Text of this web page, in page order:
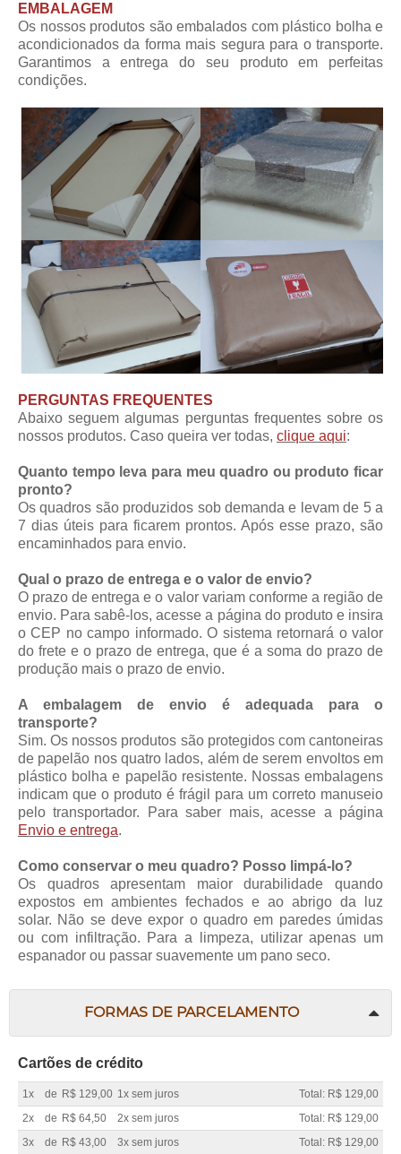
EMBALAGEM
Os nossos produtos são embalados com plástico bolha e
acondicionados da forma mais segura para o transporte.
Garantimos a entrega do seu produto em perfeitas
condições.
PERGUNTAS FREQUENTES
Abaixo seguem algumas perguntas frequentes sobre os
nossos produtos. Caso queira ver todas, clique aqui:
Quanto tempo leva para meu quadro ou produto ficar
pronto?
Os quadros são produzidos sob demanda e levam de 5 a
7 dias úteis para ficarem prontos. Após esse prazo, são
encaminhados para envio.
Qual o prazo de entrega e o valor de envio?
O prazo de entrega e o valor variam conforme a região de
envio. Para sabê-los, acesse a página do produto e insira
o CEP no campo informado. O sistema retornará o valor
do frete e o prazo de entrega, que é a soma do prazo de
produção mais o prazo de envio.
A embalagem de envio é adequada para o
transporte?
Sim. Os nossos produtos são protegidos com cantoneiras
de papelão nos quatro lados, além de serem envoltos em
plástico bolha e papelão resistente. Nossas embalagens
indicam que o produto é frágil para um correto manuseio
pelo transportador. Para saber mais, acesse a página
Envio e entrega.
Como conservar o meu quadro? Posso limpá-lo?
Os quadros apresentam maior durabilidade quando
expostos em ambientes fechados e ao abrigo da luz
solar. Não se deve expor o quadro em paredes úmidas
ou com infiltração. Para a limpeza, utilizar apenas um
espanador ou passar suavemente um pano seco.
FORMAS DE PARCELAMENTO
Cartões de crédito
1x de R$ 129,00 1x sem juros
Total: R$ 129,00
2x
de R$ 64,50 2x sem juros
Total: R$ 129,00
3x
de R$ 43,00 3x sem juros
Total: R$ 129,00